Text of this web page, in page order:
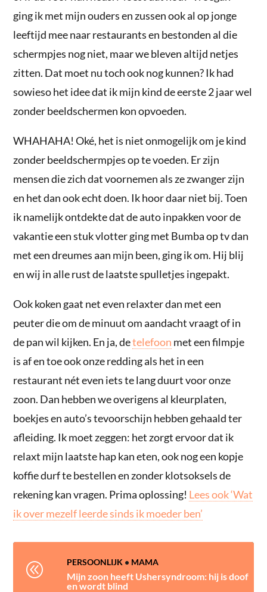
ging ik met mijn ouders en zussen ook al op jonge
leeftijd mee naar restaurants en bestonden al die
schermpjes nog niet, maar we bleven altijd netjes
zitten. Dat moet nu toch ook nog kunnen? Ik had
sowieso het idee dat ik mijn kind de eerste 2 jaar wel
zonder beeldschermen kon opvoeden.
WHAHAHA! Oké, het is niet onmogelijk om je kind
zonder beeldschermpjes op te voeden. Er zijn
mensen die zich dat voornemen als ze zwanger zijn
en het dan ook echt doen. Ik hoor daar niet bij. Toen
ik namelijk ontdekte dat de auto inpakken voor de
vakantie een stuk vlotter ging met Bumba op tv dan
met een dreumes aan mijn been, ging ik om. Hij blij
en wij in alle rust de laatste spulletjes ingepakt.
Ook koken gaat net even relaxter dan met een
peuter die om de minuut om aandacht vraagt of in
de pan wil kijken. En ja, detelefoon met een filmpje
is af en toe ook onze redding als het in een
restaurant nét even iets te lang duurt voor onze
zoon. Dan hebben we overigens al kleurplaten,
boekjes en auto’s tevoorschijn hebben gehaald ter
afleiding. Ik moet zeggen: het zorgt ervoor dat ik
relaxt mijn laatste hap kan eten, ook nog een kopje
koffie durf te bestellen en zonder klotsoksels de
rekening kan vragen. Prima oplossing! Lees ook ‘Wat
ik over mezelf leerde sinds ik moeder ben’
@ PERSOONLIJK • MAMA
Mijn zoon heeft Ushersyndroom: hij is doof
en wordt blind